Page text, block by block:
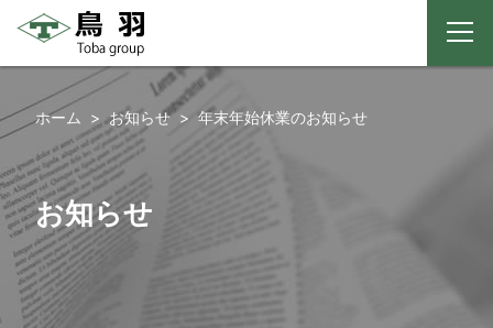
テ
ツ
へ
ス
キ
プ
ニ
ホーム お知らせ 年末年始休業のお知らせ
お知らせ